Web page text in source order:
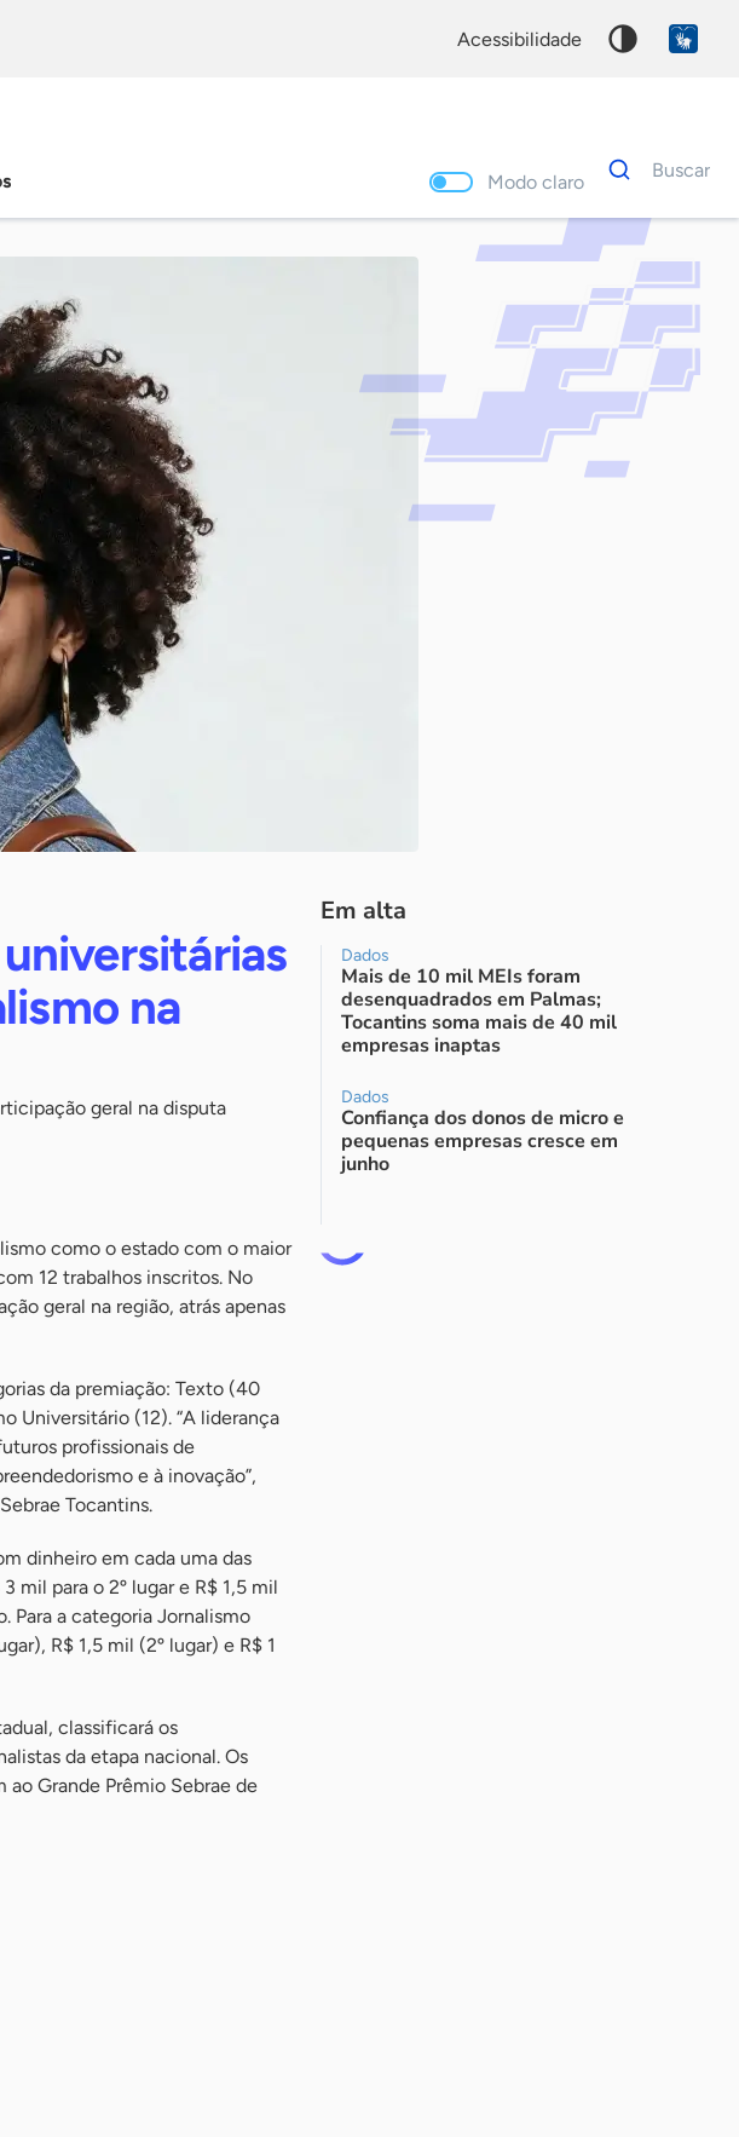
acessibilidade
Modo claro
Dados
para
Buscar
Palavra
chave
na
geral na disputa
como o estado com o maior
12 trabalhos inscritos. No
geral na região, atrás apenas
da premiação: Texto (40
Universitário (12). “A liderança
profissionais de
e à inovação”,
Tocantins.
dinheiro em cada uma das
mil para o 2º lugar e R$ 1,5 mil
Para a categoria Jornalismo
R$ 1,5 mil (2º lugar) e R$ 1
classificará os
da etapa nacional. Os
Grande Prêmio Sebrae de
Em alta
Dados
Mais de 10 mil MEIs foram
desenquadrados em Palmas;
Tocantins soma mais de 40 mil
empresas inaptas
Dados
Confiança dos donos de micro e
pequenas empresas cresce em
junho